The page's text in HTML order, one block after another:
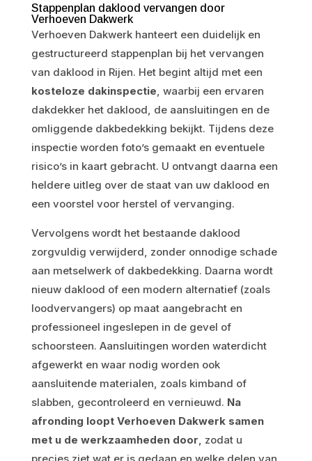
Stappenplan daklood vervangen door
Verhoeven Dakwerk
Verhoeven Dakwerk hanteert een duidelijk en
gestructureerd stappenplan bij het vervangen
van daklood in Rijen. Het begint altijd met een
kosteloze dakinspectie , waarbij een ervaren
dakdekker het daklood, de aansluitingen en de
omliggende dakbedekking bekijkt. Tijdens deze
inspectie worden foto’s gemaakt en eventuele
risico’s in kaart gebracht. U ontvangt daarna een
heldere uitleg over de staat van uw daklood en
een voorstel voor herstel of vervanging.
Vervolgens wordt het bestaande daklood
zorgvuldig verwijderd, zonder onnodige schade
aan metselwerk of dakbedekking. Daarna wordt
nieuw daklood of een modern alternatief (zoals
loodvervangers) op maat aangebracht en
professioneel ingeslepen in de gevel of
schoorsteen. Aansluitingen worden waterdicht
afgewerkt en waar nodig worden ook
aansluitende materialen, zoals kimband of
slabben, gecontroleerd en vernieuwd. Na
afronding loopt Verhoeven Dakwerk samen
met u de werkzaamheden door , zodat u